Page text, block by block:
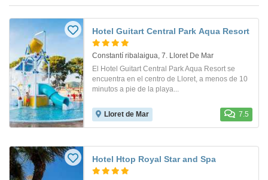
Hotel Guitart Central Park Aqua Resort
Constantí ribalaigua, 7. Lloret De Mar
El Hotel Guitart Central Park Aqua Resort se
encuentra en el centro de Lloret, a menos de 10
minutos a pie de la playa...
Lloret de Mar 7.5
Hotel Htop Royal Star and Spa